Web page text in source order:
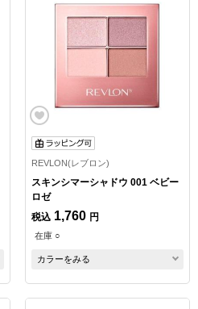
REVLON(レブロン)
スキンシマーシャドウ 001 ベビー
ロゼ
税込 1,760 円
在庫 ○
カラーをみる